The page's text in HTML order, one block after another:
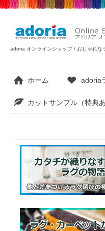
adoria オンラインショップ / おしゃれな
ホーム adoria
カットサンプル（特典あ